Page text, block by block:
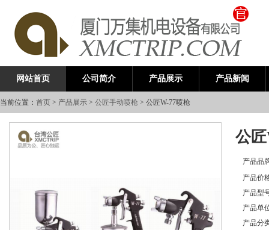
网站首页 公司简介 产品展示 产品新闻
当前位置： 首页 > 产品展示 > 公匠手动喷枪 > 公匠W-77喷枪
公
产品品
产品价
产品型
产品单
产品分